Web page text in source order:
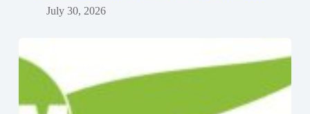
July 30, 2026